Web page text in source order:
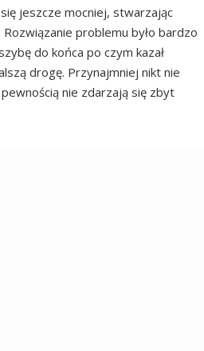
jeszcze mocniej, stwarzając
problemu było bardzo
do końca po czym kazał
drogę. Przynajmniej nikt nie
nie zdarzają się zbyt